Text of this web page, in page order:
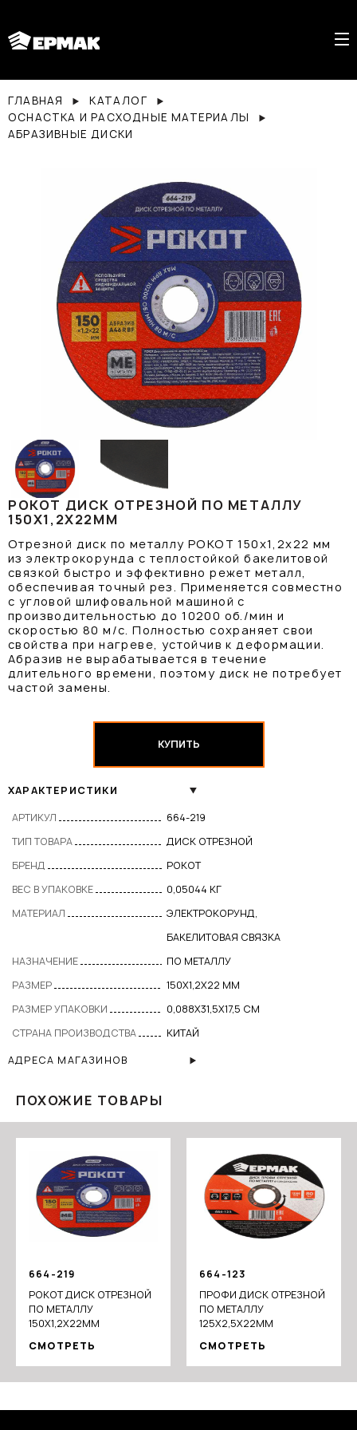
ГЛАВНАЯ
КАТАЛОГ
ОСНАСТКА И РАСХОДНЫЕ МАТЕРИАЛЫ
АБРАЗИВНЫЕ ДИСКИ
РОКОТ ДИСК ОТРЕЗНОЙ ПО МЕТАЛЛУ
150Х1,2Х22ММ
Отрезной диск по металлу РОКОТ 150х1,2х22 мм
из электрокорунда с теплостойкой бакелитовой
связкой быстро и эффективно режет металл,
обеспечивая точный рез. Применяется совместно
с угловой шлифовальной машиной с
производительностью до 10200 об./мин и
скоростью 80 м/с. Полностью сохраняет свои
свойства при нагреве, устойчив к деформации.
Абразив не вырабатывается в течение
длительного времени, поэтому диск не потребует
частой замены.
КУПИТЬ
ХАРАКТЕРИСТИКИ
АРТИКУЛ
664-219
ТИП ТОВАРА
ДИСК ОТРЕЗНОЙ
БРЕНД
РОКОТ
ВЕС В УПАКОВКЕ
0,05044 КГ
МАТЕРИАЛ
ЭЛЕКТРОКОРУНД,
БАКЕЛИТОВАЯ СВЯЗКА
НАЗНАЧЕНИЕ
ПО МЕТАЛЛУ
РАЗМЕР
150Х1,2Х22 ММ
РАЗМЕР УПАКОВКИ
0,088X31,5X17,5 СМ
СТРАНА ПРОИЗВОДСТВА
КИТАЙ
АДРЕСА МАГАЗИНОВ
ПОХОЖИЕ ТОВАРЫ
664-219
РОКОТ ДИСК ОТРЕЗНОЙ
ПО МЕТАЛЛУ
150Х1,2Х22ММ
СМОТРЕТЬ
664-123
ПРОФИ ДИСК ОТРЕЗНОЙ
ПО МЕТАЛЛУ
125Х2,5Х22ММ
СМОТРЕТЬ